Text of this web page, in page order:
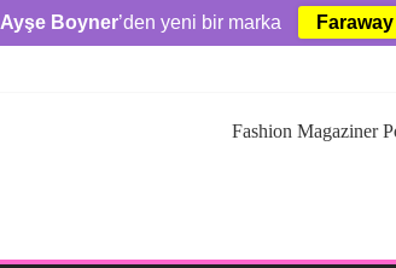
Fashion Magaziner
Ayşe Boyner’den yeni bir marka Faraway